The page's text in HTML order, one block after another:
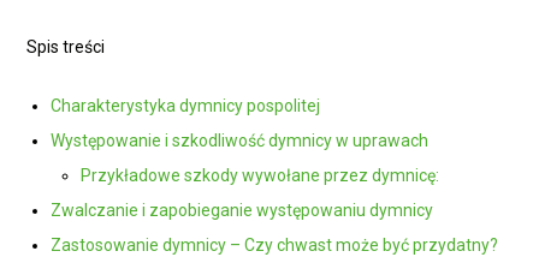
Spis treści
Charakterystyka dymnicy pospolitej
Występowanie i szkodliwość dymnicy w uprawach
Przykładowe szkody wywołane przez dymnicę:
Zwalczanie i zapobieganie występowaniu dymnicy
Zastosowanie dymnicy – Czy chwast może być przydatny?